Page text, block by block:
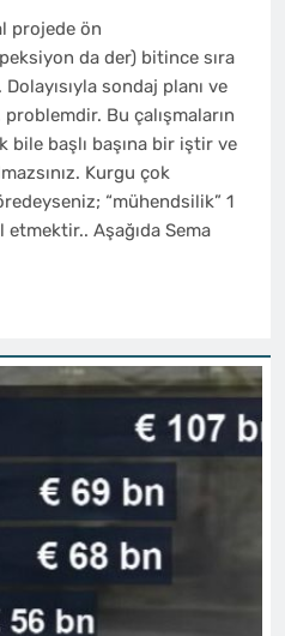
projede ön
da der) bitince sıra
sondaj planı ve
Bu çalışmaların
bile başlı başına bir iştir ve
Kurgu çok
“mühendsilik” 1
etmektir.. Aşağıda Sema